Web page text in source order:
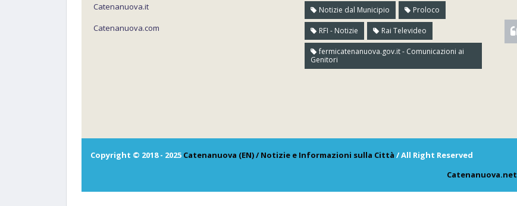
Catenanuova.it
Catenanuova.com
Notizie dal Municipio Proloco
RFI - Notizie Rai Televideo
fermicatenanuova.gov.it - Comunicazioni ai
Genitori
Copyright © 2018 - 2025 Catenanuova (EN) / Notizie e Informazioni sulla Città / All Right Reserved
Catenanuova.net